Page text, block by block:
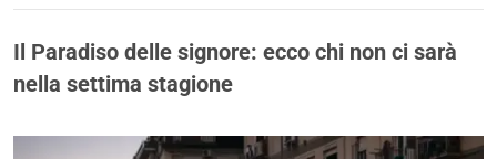
Il Paradiso delle signore: ecco chi non ci sarà
nella settima stagione